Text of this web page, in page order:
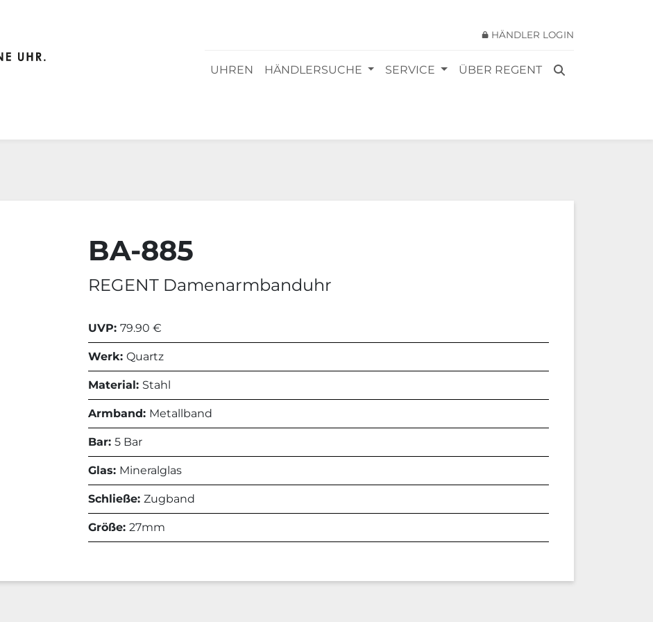
HÄNDLER LOGIN
UHREN HÄNDLERSUCHE SERVICE ÜBER REGENT
SEARCH
FOR:
BA-885
REGENT Damenarmbanduhr
UVP: 79.90 €
Werk: Quartz
Material: Stahl
Armband: Metallband
Bar: 5 Bar
Glas: Mineralglas
Schließe: Zugband
Größe: 27mm